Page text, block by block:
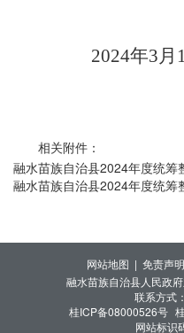
2024年3月
相关附件：
融水苗族自治县2024年度统
融水苗族自治县2024年度统
网站地图 | 免责声
融水苗族自治县人民政
联系方式
桂ICP备08000526号
网站标识